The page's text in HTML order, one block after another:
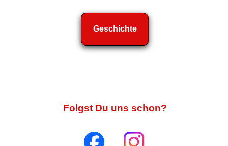
Geschichte
Folgst Du uns schon?